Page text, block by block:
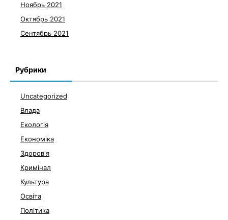
Ноябрь 2021
Октябрь 2021
Сентябрь 2021
Рубрики
Uncategorized
Влада
Екологія
Економіка
Здоров'я
Кримінал
Культура
Освіта
Політика